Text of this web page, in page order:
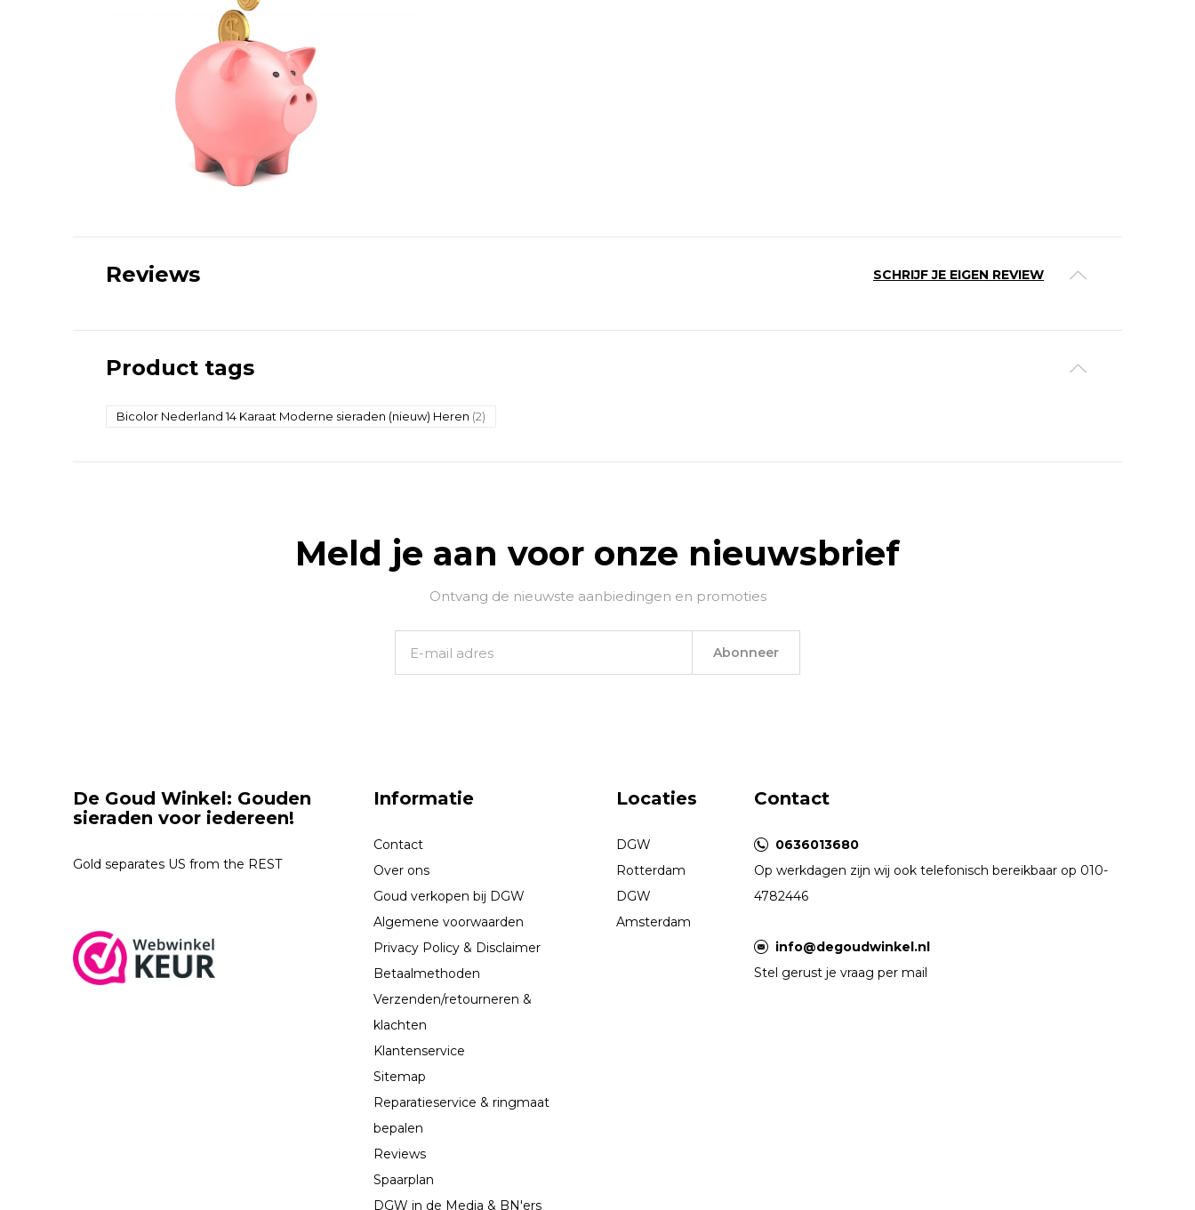
Reviews SCHRIJF JE EIGEN REVIEW
Product tags
Bicolor Nederland 14 Karaat Moderne sieraden (nieuw) Heren (2)
Meld je aan voor onze nieuwsbrief
Ontvang de nieuwste aanbiedingen en promoties
Abonneer
De Goud Winkel: Gouden
sieraden voor iedereen!
Gold separates US from the REST
Informatie
Contact
Over ons
Goud verkopen bij DGW
Algemene voorwaarden
Privacy Policy & Disclaimer
Betaalmethoden
Verzenden/retourneren &
klachten
Klantenservice
Sitemap
Reparatieservice & ringmaat
bepalen
Reviews
Spaarplan
DGW in de Media & BN'ers
Locaties
DGW
Rotterdam
DGW
Amsterdam
Contact
0636013680
Op werkdagen zijn wij ook telefonisch bereikbaar op 010-
4782446
info@degoudwinkel.nl
Stel gerust je vraag per mail